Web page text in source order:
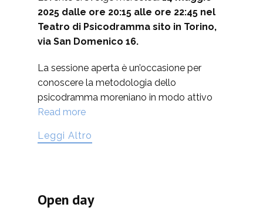
2025 dalle ore 20:15 alle ore 22:45 nel
Teatro di Psicodramma sito in Torino,
via San Domenico 16.
La sessione aperta è un’occasione per
conoscere la metodologia dello
psicodramma moreniano in modo attivo
Read more
Leggi Altro
Open day